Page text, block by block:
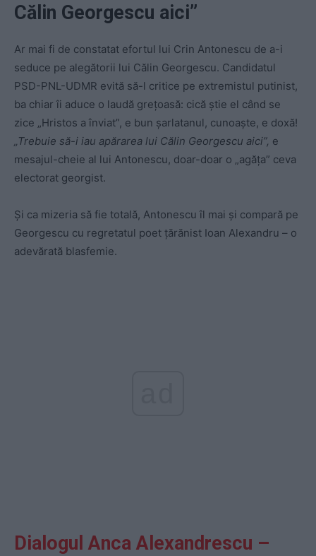
Călin Georgescu aici”
Ar mai fi de constatat efortul lui Crin Antonescu de a-i
seduce pe alegătorii lui Călin Georgescu. Candidatul
PSD-PNL-UDMR evită să-l critice pe extremistul putinist,
ba chiar îi aduce o laudă grețoasă: cică știe el când se
zice „Hristos a înviat”, e bun șarlatanul, cunoaște, e doxă!
„Trebuie să-i iau apărarea lui Călin Georgescu aici”, e
mesajul-cheie al lui Antonescu, doar-doar o „agăța” ceva
electorat georgist.
Și ca mizeria să fie totală, Antonescu îl mai și compară pe
Georgescu cu regretatul poet țărănist Ioan Alexandru – o
adevărată blasfemie.
Dialogul Anca Alexandrescu –